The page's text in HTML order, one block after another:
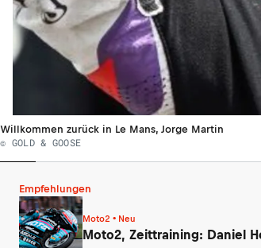
Willkommen zurück in Le Mans, Jorge Martin
© GOLD & GOOSE
Empfehlungen
Moto2 • Neu
Moto2, Zeittraining: Daniel